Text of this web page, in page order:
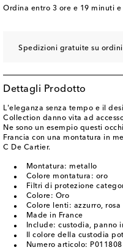
Ordina entro 3 ore e 19 minuti e
Spedizioni gratuite su
Dettagli Prodotto
L'eleganza senza tempo e il
Collection danno vita ad
Ne sono un esempio questi
Francia con una montatura in
C De Cartier.
Montatura: metallo
Colore montatura: oro
Filtri di protezione
Colore: Oro
Colore lenti: azzurro, rosa
Made in France
Include: custodia, panno
Il colore della custodia
Numero articolo: